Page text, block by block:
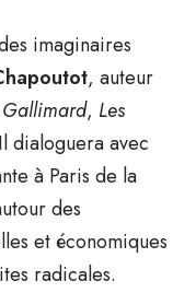
imaginaires
, auteur
Gallimard, Les
dialoguera avec
à Paris de la
des
et économiques
radicales.